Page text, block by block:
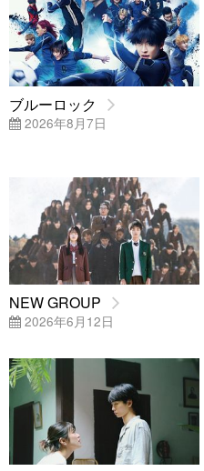
ブルーロック
2026年8月7日
NEW GROUP
2026年6月12日